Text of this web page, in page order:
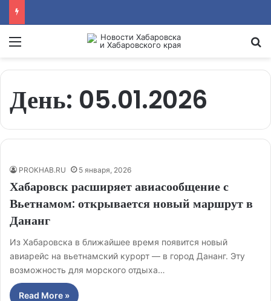
Menu
День: 05.01.2026
PROKHAB.RU 5 января, 2026
Хабаровск расширяет авиасообщение с
Вьетнамом: открывается новый маршрут в
Дананг
Из Хабаровска в ближайшее время появится новый
авиарейс на вьетнамский курорт — в город Дананг. Эту
возможность для морского отдыха…
Read More »